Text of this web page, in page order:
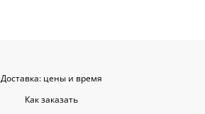
Доставка: цены и время
Как заказать